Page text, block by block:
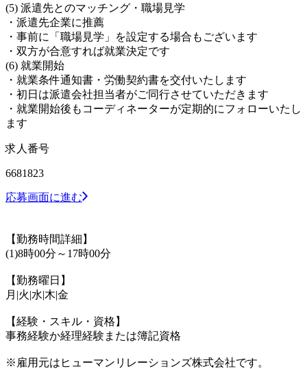
(5) 派遣先とのマッチング・職場見学
・派遣先企業に推薦
・事前に「職場見学」を設定する場合もございます
・双方が合意すれば就業決定です
(6) 就業開始
・就業条件通知書・労働契約書を交付いたします
・初日は派遣会社担当者がご同行させていただきます
・就業開始後もコーディネーターが定期的にフォローいたし
ます
求人番号
6681823
応募画面に進む
【勤務時間詳細】
(1)8時00分～17時00分
【勤務曜日】
月|火|水|木|金
【経験・スキル・資格】
事務経験か経理経験または簿記資格
※雇用元はヒューマンリレーションズ株式会社です。